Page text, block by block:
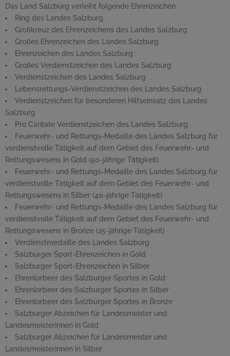
Das Land Salzburg verleiht folgende Ehrenzeichen:
Ring des Landes Salzburg
Großkreuz des Ehrenzeichens des Landes Salzburg
Großes Ehrenzeichen des Landes Salzburg
Ehrenzeichen des Landes Salzburg
Großes Verdienstzeichen des Landes Salzburg
Verdienstzeichen des Landes Salzburg
Lebensrettungs-Verdienstzeichen des Landes Salzburg
Verdienstzeichen für besonderen Hilfseinsatz des Landes
Salzburg
Pro Caritate Verdienstzeichen des Landes Salzburg
Feuerwehr- und Rettungs-Medaille des Landes Salzburg für
verdienstvolle Tätigkeit auf dem Gebiet des Feuerwehr- und
Rettungswesens in Gold (50-jährige Tätigkeit)
Feuerwehr- und Rettungs-Medaille des Landes Salzburg für
verdienstvolle Tätigkeit auf dem Gebiet des Feuerwehr- und
Rettungswesens in Silber (40-jährige Tätigkeit)
Feuerwehr- und Rettungs-Medaille des Landes Salzburg für
verdienstvolle Tätigkeit auf dem Gebiet des Feuerwehr- und
Rettungswesens in Bronze (25-jährige Tätigkeit)
Verdienstmedaille des Landes Salzburg
Salzburger Sport-Ehrenzeichen in Gold
Salzburger Sport-Ehrenzeichen in Silber
Ehrenlorbeer des Salzburger Sportes in Gold
Ehrenlorbeer des Salzburger Sportes in Silber
Ehrenlorbeer des Salzburger Sportes in Bronze
Salzburger Abzeichen für Landesmeister und
Landesmeisterinnen in Gold
Salzburger Abzeichen für Landesmeister und
Landesmeisterinnen in Silber